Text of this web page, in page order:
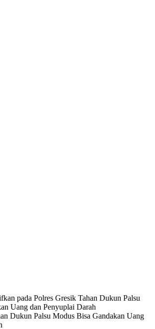
pada Polres Gresik Tahan Dukun Palsu
Uang dan Penyuplai Darah